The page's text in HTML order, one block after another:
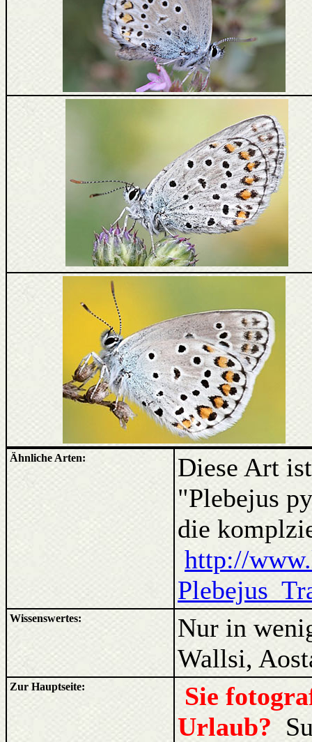
Ähnliche Arten:
Diese Art
"Plebejus
die
http://
Wissenswertes:
Nur in
Wallsi,
Zur Hauptseite:
Sie
Urlaub?